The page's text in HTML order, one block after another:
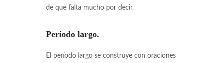
de que falta mucho por decir.
Período largo.
El período largo se construye con oraciones